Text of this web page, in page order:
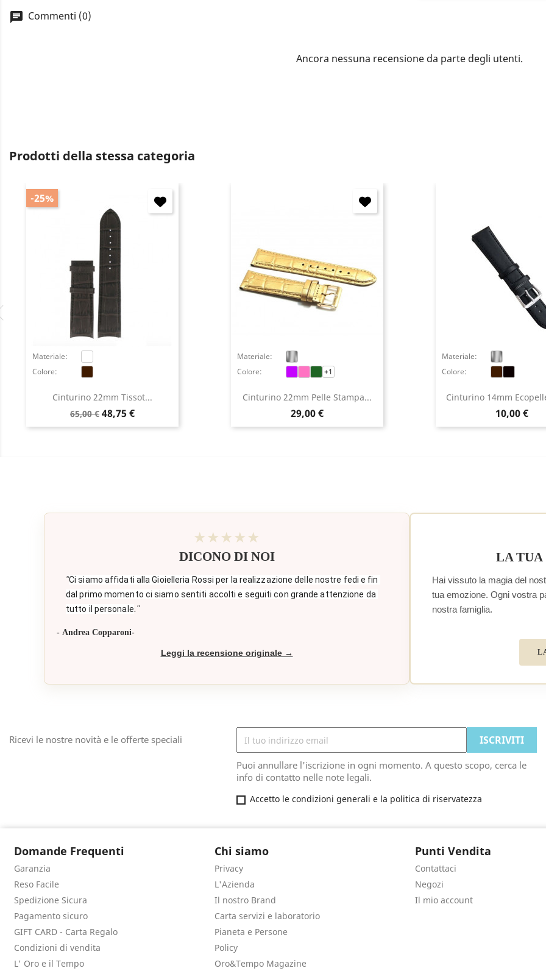
Commenti (0)
Ancora nessuna recensione da parte degli utenti.
Prodotti della stessa categoria
Cinturino 22mm Tissot...
Prezzo
base
65,00 € Prezzo
48,75 €
Materiale:
Colore:
-25%
Cinturino 22mm Pelle Stampa...
Prezzo
29,00 €
Materiale:
Colore:
+1
Cinturino 14mm
Prezzo
10,00 €
Materiale:
Colore:
★★★★★
DICONO DI NOI
"Ci siamo affidati alla Gioielleria Rossi per la realizzazione delle nostre fedi e fin
dal primo momento ci siamo sentiti accolti e seguiti con grande attenzione da
tutto il personale."
- Andrea Copparoni-
Leggi la recensione originale →
LA TUA
Hai vissuto la magia del
tua emozione. Ogni vostra
nostra famiglia.
Ricevi le nostre novità e le offerte speciali
Puoi annullare l'iscrizione in ogni momento. A questo scopo, cerca le
info di contatto nelle note legali.
Accetto le condizioni generali e la politica di riservatezza
Domande Frequenti
Garanzia
Reso Facile
Spedizione Sicura
Pagamento sicuro
GIFT CARD - Carta Regalo
Condizioni di vendita
L' Oro e il Tempo
Chi siamo
Privacy
L'Azienda
Il nostro Brand
Carta servizi e laboratorio
Pianeta e Persone
Policy
Oro&Tempo Magazine
Punti Vendita
Contattaci
Negozi
Il mio account
Accedi